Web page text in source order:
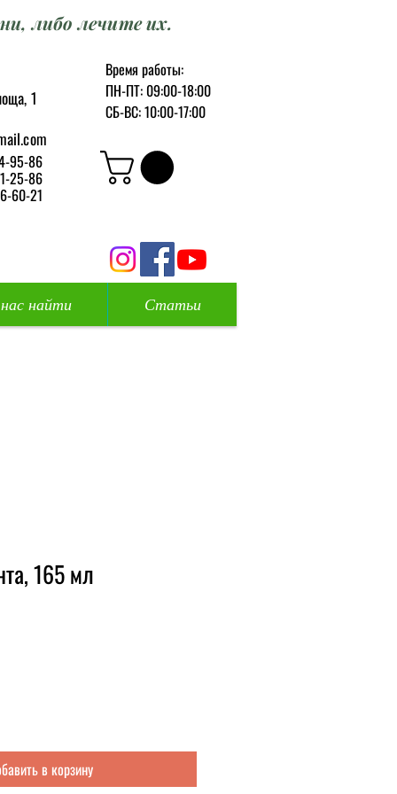
либо лечите их.
1
95-86
25-86
60-21
Время работы:
ПН-ПТ: 09:00-18:00
СБ-ВС: 10:00-17:00
найти Статьи
165 мл
в корзину